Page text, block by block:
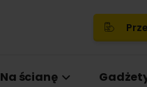
Na ścianę